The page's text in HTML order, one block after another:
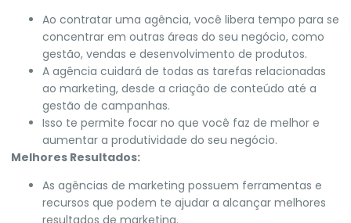
Ao contratar uma agência, você libera tempo para se
concentrar em outras áreas do seu negócio, como
gestão, vendas e desenvolvimento de produtos.
A agência cuidará de todas as tarefas relacionadas
ao marketing, desde a criação de conteúdo até a
gestão de campanhas.
Isso te permite focar no que você faz de melhor e
aumentar a produtividade do seu negócio.
Melhores Resultados:
As agências de marketing possuem ferramentas e
recursos que podem te ajudar a alcançar melhores